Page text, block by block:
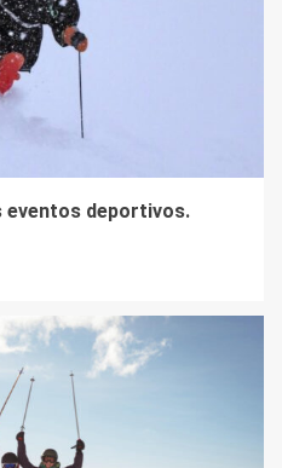
eventos deportivos.